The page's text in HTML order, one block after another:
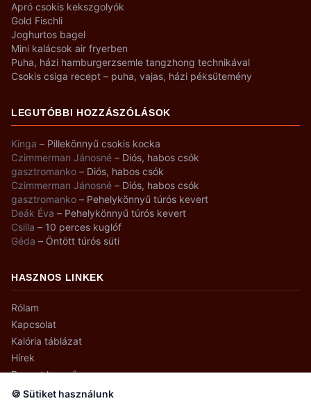
🍪 Sütiket használunk
Apró csokis kekszgolyók
Gold Fischli
Joghurtos bagel
Mini kalácsok air fryerben
Puha, házi hamburgerzsemle tangzhong technikával
Csokis csiga recept – puha, vajas, házi péksütemény
LEGUTÓBBI HOZZÁSZÓLÁSOK
Kinga – Pillekönnyű csokis kocka
Czimmerman Jánosné – Diós, habos csók
gasztromanko – Diós, habos csók
Czimmerman Jánosné – Diós, habos csók
gasztromanko – Pehelykönnyű túrós kevert
Deák Éva – Pehelykönnyű túrós kevert
Csilla – 10 perces kuglóf
Géda – Öntött túrós süti
HASZNOS LINKEK
Rólam
Kapcsolat
Kalória táblázat
Hírek
Recept kereső